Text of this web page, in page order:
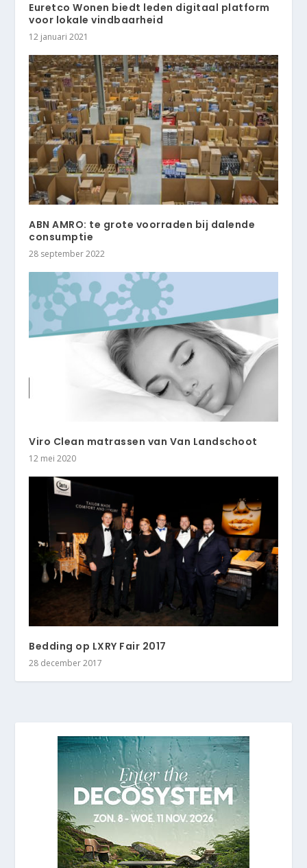
Euretco Wonen biedt leden digitaal platform
voor lokale vindbaarheid
12 januari 2021
ABN AMRO: te grote voorraden bij dalende
consumptie
28 september 2022
Viro Clean matrassen van Van Landschoot
12 mei 2020
Bedding op LXRY Fair 2017
28 december 2017